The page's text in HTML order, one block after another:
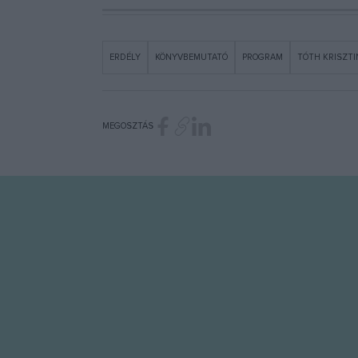
ERDÉLY KÖNYVBEMUTATÓ PROGRAM TÓTH
MEGOSZTÁS